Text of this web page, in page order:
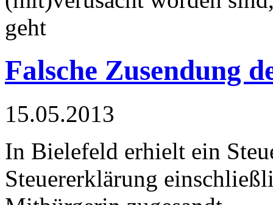
geht
Falsche Zusendung
15.05.2013
In Bielefeld erhielt ein
Steuererklärung